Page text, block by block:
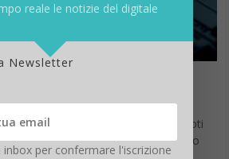
TIME HUNTING”
generici, però, quelli mirati – noti
– rilevati a livello globale sono
reale le notizie del digitale
Newsletter
per confermare l'iscrizione